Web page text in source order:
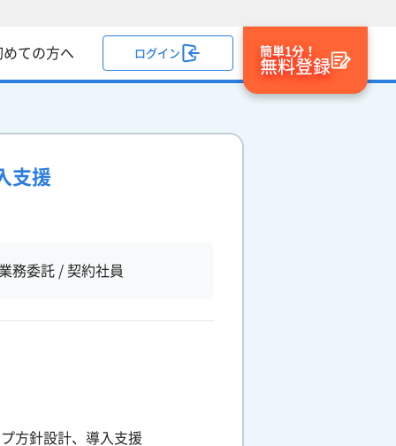
めての方へ ログイン 簡単1分！
無料登録
支援
業務委託 / 契約社員
方針設計、導入支援